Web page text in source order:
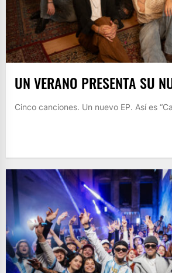
UN VERANO PRESENTA SU
Cinco canciones. Un nuevo EP. Así es